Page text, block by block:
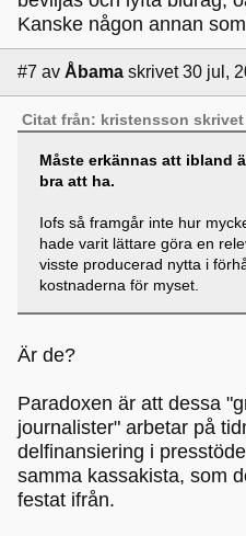
Kanske någon annan
#7 av Åbama skrivet 30 jul,
Citat från: kristensson skrivet
Måste erkännas att ibland
bra att ha.
Iofs så framgår inte hur
hade varit lättare göra en
visste producerad nytta i
kostnaderna för myset.
Är de?
Paradoxen är att dessa
journalister" arbetar på
delfinansiering i
samma kassakista, som
festat ifrån.